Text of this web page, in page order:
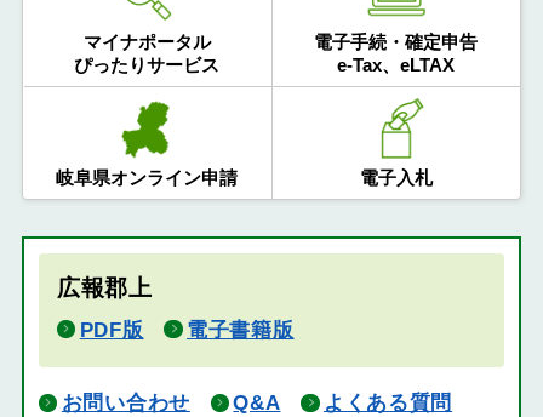
マイナポータル
ぴったりサービス
電子手続・確定申告
e-Tax、eLTAX
岐阜県オンライン申請 電子入札
広報郡上
PDF版 電子書籍版
お問い合わせ Q&A
よくある質問